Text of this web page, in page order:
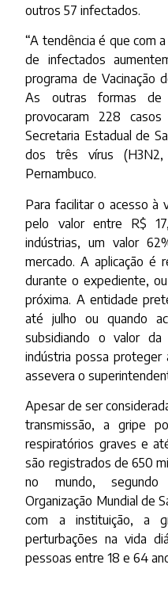
outros 57 infectados.
“A tendência é que com
de infectados
programa de Vacinação
As outras formas
provocaram 228
Secretaria Estadual de
dos três vírus
Pernambuco.
Para facilitar o acesso à
pelo valor entre R$
indústrias, um valor
mercado. A aplicação é
durante o expediente,
próxima. A entidade
até julho ou quando
subsidiando o valor
indústria possa proteger
assevera o
Apesar de ser
transmissão, a gripe
respiratórios graves e
são registrados de 650
no mundo,
Organização Mundial de
com a instituição, a
perturbações na vida
pessoas entre 18 e 64